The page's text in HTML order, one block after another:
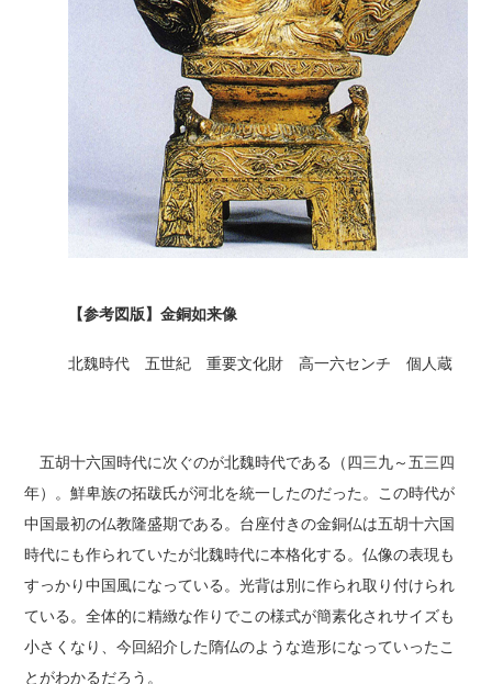
【参考図版】金銅如来像
北魏時代 五世紀 重要文化財 高一六センチ 個人蔵
五胡十六国時代に次ぐのが北魏時代である（四三九～五三四
年）。鮮卑族の拓跋氏が河北を統一したのだった。この時代が
中国最初の仏教隆盛期である。台座付きの金銅仏は五胡十六国
時代にも作られていたが北魏時代に本格化する。仏像の表現も
すっかり中国風になっている。光背は別に作られ取り付けられ
ている。全体的に精緻な作りでこの様式が簡素化されサイズも
小さくなり、今回紹介した隋仏のような造形になっていったこ
とがわかるだろう。